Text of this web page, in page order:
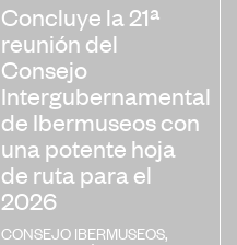
Concluye la 21ª
reunión del
Consejo
Intergubernamental
de Ibermuseos con
una potente hoja
de ruta para el
2026
CONSEJO IBERMUSEOS,